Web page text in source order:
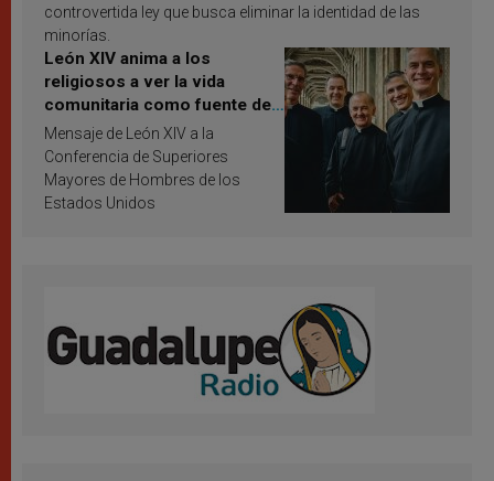
controvertida ley que busca eliminar la identidad de las
minorías.
León XIV anima a los
religiosos a ver la vida
comunitaria como fuente de
inspiración y santificación
Mensaje de León XIV a la
Conferencia de Superiores
Mayores de Hombres de los
Estados Unidos